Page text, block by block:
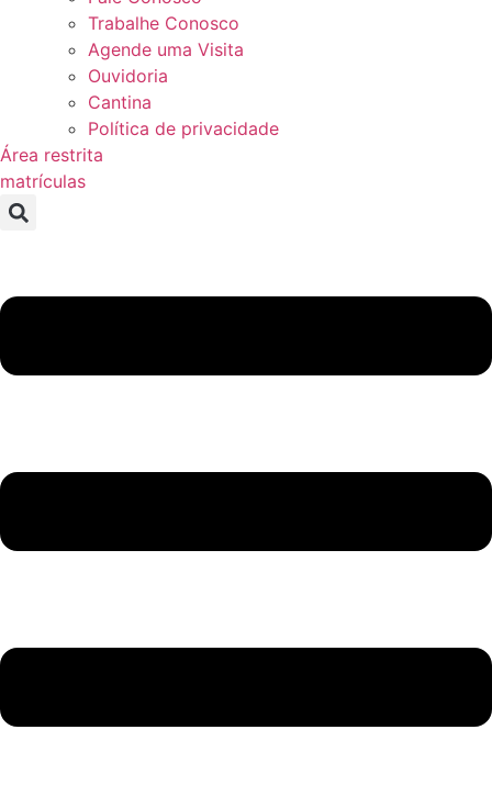
Trabalhe Conosco
Agende uma Visita
Ouvidoria
Cantina
Política de privacidade
Área restrita
matrículas